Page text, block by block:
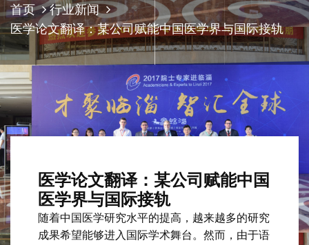
首页
行业新闻
医学论文翻译：某公司赋能中国医学界与国际接轨
医学论文翻译：某公司赋能中国
医学界与国际接轨
随着中国医学研究水平的提高，越来越多的研究
成果希望能够进入国际学术舞台。然而，由于语